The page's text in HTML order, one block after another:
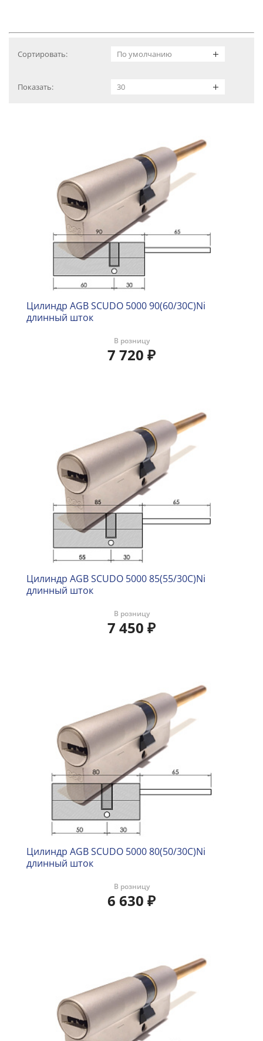
Сортировать:
Показать:
Цилиндр AGB SCUDO 5000 90(60/30C)Ni
длинный шток
В розницу
7 720 ₽
Цилиндр AGB SCUDO 5000 85(55/30C)Ni
длинный шток
В розницу
7 450 ₽
Цилиндр AGB SCUDO 5000 80(50/30C)Ni
длинный шток
В розницу
6 630 ₽